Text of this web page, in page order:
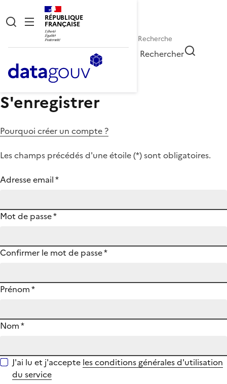
RÉPUBLIQUE
FRANÇAISE
Rechercher
S'enregistrer
Pourquoi créer un compte ?
Les champs précédés d'une étoile (*) sont obligatoires.
Adresse email*
Mot de passe*
Confirmer le mot de passe*
Prénom*
Nom*
J'ai lu et j'accepte les conditions générales d'utilisation
du service